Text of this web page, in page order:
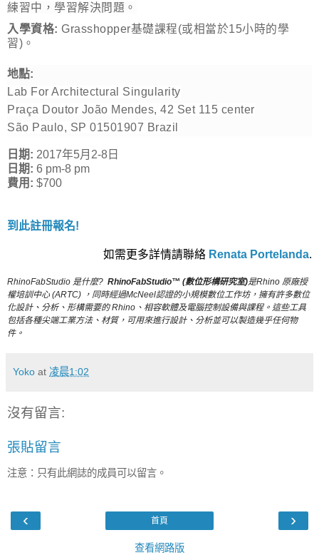
練習中，學習解決問題。
入學資格: Grasshopper基礎課程(或相當於15小時的學
習)。
地點:
Lab For Architectural Singularity
Praça Doutor João Mendes, 42 Set 115 center
São Paulo, SP 01501907 Brazil
日期: 2017年5月2-8日
日期: 6 pm-8 pm
費用: $700
到此註冊報名!
如需更多詳情請聯絡 Renata Portelanda.
RhinoFabStudio 是什麼? RhinoFabStudio™ (數位形構研究室)是Rhino 原廠授
權培訓中心 (ARTC) ，同時經過McNeel認證的小規模數位工作坊，擁有許多數位
化設計、分析、形構需要的 Rhino、相容軟體及電腦控制設備與課程。這些工具
包括各種尖端工業方法、材質，可用來進行設計、分析並可以製造幾乎任何物
件。
Yoko at 凌晨1:02
沒有留言:
張貼留言
注意：只有此網誌的成員可以留言。
‹ ›
首頁
查看網路版